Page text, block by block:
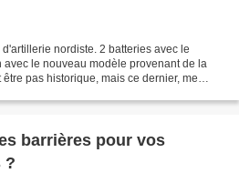
nordiste. 2 batteries avec le
le nouveau modèle provenant de la
pas historique, mais ce dernier, me
barrières pour vos
?